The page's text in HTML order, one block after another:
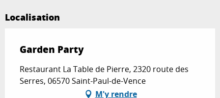
Localisation
Garden Party
Restaurant La Table de Pierre, 2320 route des
Serres, 06570 Saint-Paul-de-Vence
M'y rendre